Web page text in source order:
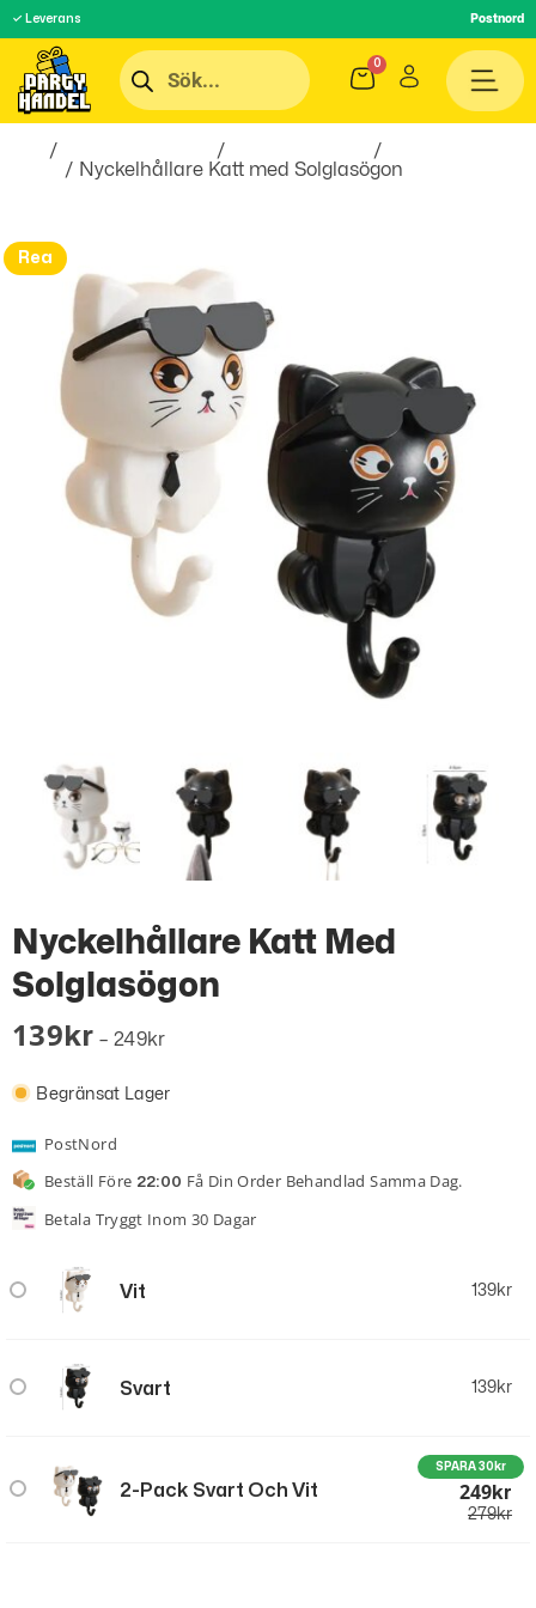
✓ Leverans Postnord
/ / /
/ Nyckelhållare Katt med Solglasögon
Rea
Nyckelhållare Katt Med
Solglasögon
139 Kr – 249Kr
Begränsat Lager
PostNord
Beställ Före 22:00 Få Din Order Behandlad Samma Dag.
Betala Tryggt Inom 30 Dagar
Vit 139kr
Svart 139kr
2-Pack Svart Och Vit
279kr
249Kr
SPARA 30kr